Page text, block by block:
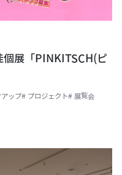
展「PINKITSCH(ピ
ップ# プロジェクト# 展覧会